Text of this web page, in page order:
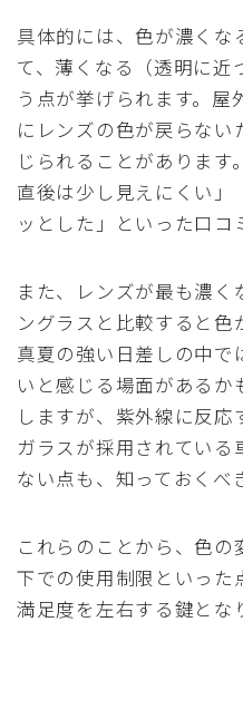
具体的には、色が濃くな
て、薄くなる（透明に近
う点が挙げられます。屋
にレンズの色が戻らな
じられることがありま
直後は少し見えにくい」
ッとした」といった口コ
また、レンズが最も濃
ングラスと比較すると色
真夏の強い日差しの中で
いと感じる場面がある
しますが、紫外線に反応
ガラスが採用されている
ない点も、知っておくべ
これらのことから、色
下での使用制限といった
満足度を左右する鍵とな